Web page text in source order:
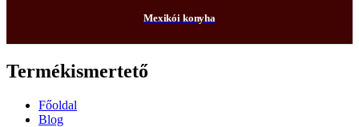
Mexikói konyha
Termékismertető
Főoldal
Blog